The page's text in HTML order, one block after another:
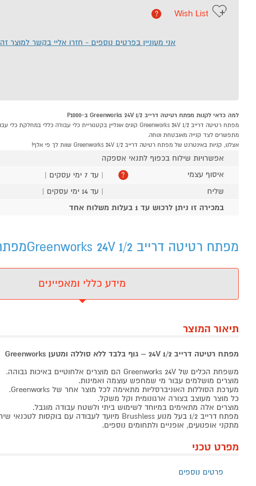
Wish List
?
אני מעוניין בפרטים נוספים - חזרו אליי בקשר למוצר זה
למה כדאי לקנות מפתח רטיטה דרייב 1/2 Greenworks 24V ב-P1000
מתפשרים לצד קנייה מאובטחת ונוחה.
אצלנו, קניות באינטרנט של מפתח רטיטה דרייב 1/2 Greenworks 24V שוות לך פי אלף!
אפשרויות שילוח בכפוף לתנאי אספקה
איסוף עצמי
? | עד 7 ימי עסקים |
שליח
| עד 14 ימי עסקים |
במכירה זו ניתן לרכוש עד 1 בעלות משלוח אחד
מפתח רטיטה דרייב 1/2 Greenworks 24Vמפתח רטיטה דרייב 1/2 Greenworks 24V דגם: 99575-2 - מידע נוסף
מידע כללי ומאפיינים
תיאור המוצר
מפתח רטיטה דרייב 1/2 24V – גוף בלבד ללא סוללה ומטען Greenworks
משפחת הכלים של Greenworks 24V הם מוצרים אלחוטיים באיכות גבוהה.
מוצרים מושלמים עבור מי שמחפש עוצמה ואמינות.
מערכת הסוללות האוניברסליות מתאימה לכל מוצר אחר של Greenworks.
כל מוצר מעוצב בצורה ארגונומית וקל משקל.
מוצרים אלה מתאימים במיוחד לשימוש ביתי ולשטח עבודה מוגבל.
מפתח דרייב 1/2 בעל מנוע Brushless מיועד לעבודה עם בוקסות לטכנאי שירות,
מתקני אופנועים, אופניים ולתחומים נוספים.
מפרט טכני
פרטים נוספים